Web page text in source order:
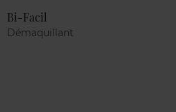
Bi-Facil
Démaquillant